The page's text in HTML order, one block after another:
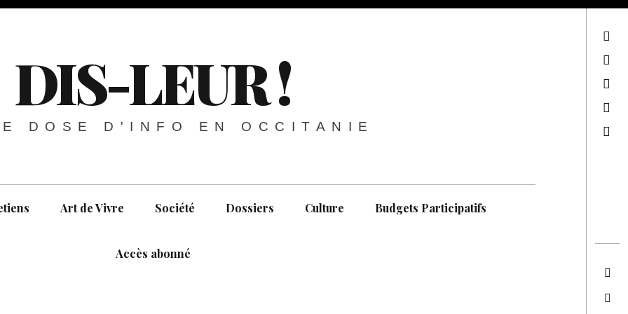
DIS-LEUR !
DOSE D'INFO EN OCCITANIE
Art de Vivre Société Dossiers Culture Budgets Participatifs
Accès abonné